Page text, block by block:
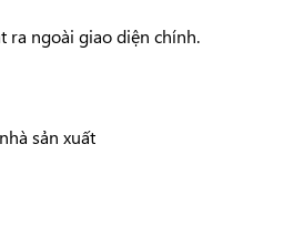
ra ngoài giao diện chính.
sản xuất